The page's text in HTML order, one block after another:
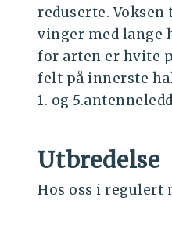
reduserte.
vinger med lange
for arten er hvite
felt på innerste
1. og
Utbredelse
Hos oss i regulert